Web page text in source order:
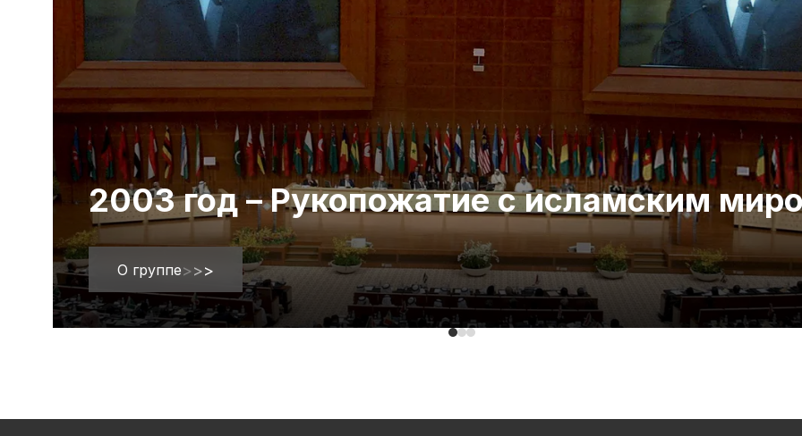
2003 год – Рукопожатие с исламским
О группе>>>